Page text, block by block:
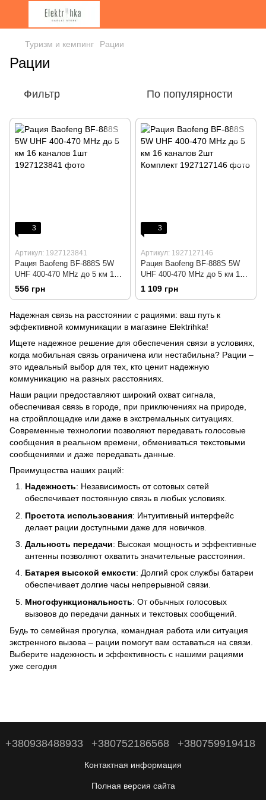
Туризм и кемпинг Рации
Рации
Фильтр По популярности
3
Артикул: 1927123841
Рация Baofeng BF-888S 5W
UHF 400-470 MHz до 5 км 16
каналов 1шт
556 грн
3
Артикул: 1927127146
Рация Baofeng BF-888S 5W
UHF 400-470 MHz до 5 км 16
каналов 2шт Комплект
1 109 грн
Надежная связь на расстоянии с рациями: ваш путь к
эффективной коммуникации в магазине Elektrihka!
Ищете надежное решение для обеспечения связи в условиях,
когда мобильная связь ограничена или нестабильна? Рации –
это идеальный выбор для тех, кто ценит надежную
коммуникацию на разных расстояниях.
Наши рации предоставляют широкий охват сигнала,
обеспечивая связь в городе, при приключениях на природе,
на стройплощадке или даже в экстремальных ситуациях.
Современные технологии позволяют передавать голосовые
сообщения в реальном времени, обмениваться текстовыми
сообщениями и даже передавать данные.
Преимущества наших раций:
Надежность: Независимость от сотовых сетей
обеспечивает постоянную связь в любых условиях.
Простота использования: Интуитивный интерфейс
делает рации доступными даже для новичков.
Дальность передачи: Высокая мощность и эффективные
антенны позволяют охватить значительные расстояния.
Батарея высокой емкости: Долгий срок службы батареи
обеспечивает долгие часы непрерывной связи.
Многофункциональность: От обычных голосовых
вызовов до передачи данных и текстовых сообщений.
Будь то семейная прогулка, командная работа или ситуация
экстренного вызова – рации помогут вам оставаться на связи.
Выберите надежность и эффективность с нашими рациями
уже сегодня
+380938488933 +380752186568 +380759919418
Контактная информация
Полная версия сайта